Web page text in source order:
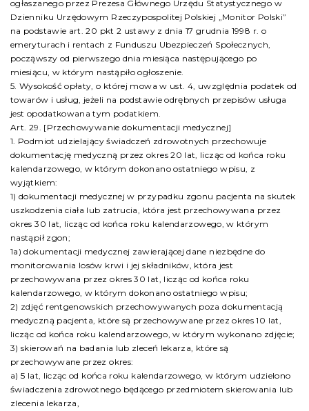
ogłaszanego przez Prezesa Głównego Urzędu Statystycznego w
Dzienniku Urzędowym Rzeczypospolitej Polskiej „Monitor Polski”
na podstawie art. 20 pkt 2 ustawy z dnia 17 grudnia 1998 r. o
emeryturach i rentach z Funduszu Ubezpieczeń Społecznych,
począwszy od pierwszego dnia miesiąca następującego po
miesiącu, w którym nastąpiło ogłoszenie.
5. Wysokość opłaty, o której mowa w ust. 4, uwzględnia podatek od
towarów i usług, jeżeli na podstawie odrębnych przepisów usługa
jest opodatkowana tym podatkiem.
Art. 29. [Przechowywanie dokumentacji medycznej]
1. Podmiot udzielający świadczeń zdrowotnych przechowuje
dokumentację medyczną przez okres 20 lat, licząc od końca roku
kalendarzowego, w którym dokonano ostatniego wpisu, z
wyjątkiem:
1) dokumentacji medycznej w przypadku zgonu pacjenta na skutek
uszkodzenia ciała lub zatrucia, która jest przechowywana przez
okres 30 lat, licząc od końca roku kalendarzowego, w którym
nastąpił zgon;
1a) dokumentacji medycznej zawierającej dane niezbędne do
monitorowania losów krwi i jej składników, która jest
przechowywana przez okres 30 lat, licząc od końca roku
kalendarzowego, w którym dokonano ostatniego wpisu;
2) zdjęć rentgenowskich przechowywanych poza dokumentacją
medyczną pacjenta, które są przechowywane przez okres 10 lat,
licząc od końca roku kalendarzowego, w którym wykonano zdjęcie;
3) skierowań na badania lub zleceń lekarza, które są
przechowywane przez okres:
a) 5 lat, licząc od końca roku kalendarzowego, w którym udzielono
świadczenia zdrowotnego będącego przedmiotem skierowania lub
zlecenia lekarza,